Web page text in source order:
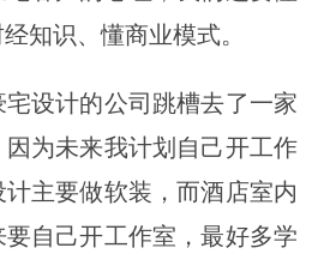
知识、懂商业模式。
设计的公司跳槽去了一家
为未来我计划自己开工作
主要做软装，而酒店室内
自己开工作室，最好多学